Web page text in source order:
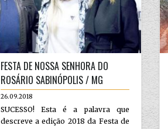
FESTA DE NOSSA SENHORA DO
ROSÁRIO SABINÓPOLIS / MG
26.09.2018
SUCESSO! Esta é a palavra que
descreve a edição 2018 da Festa de